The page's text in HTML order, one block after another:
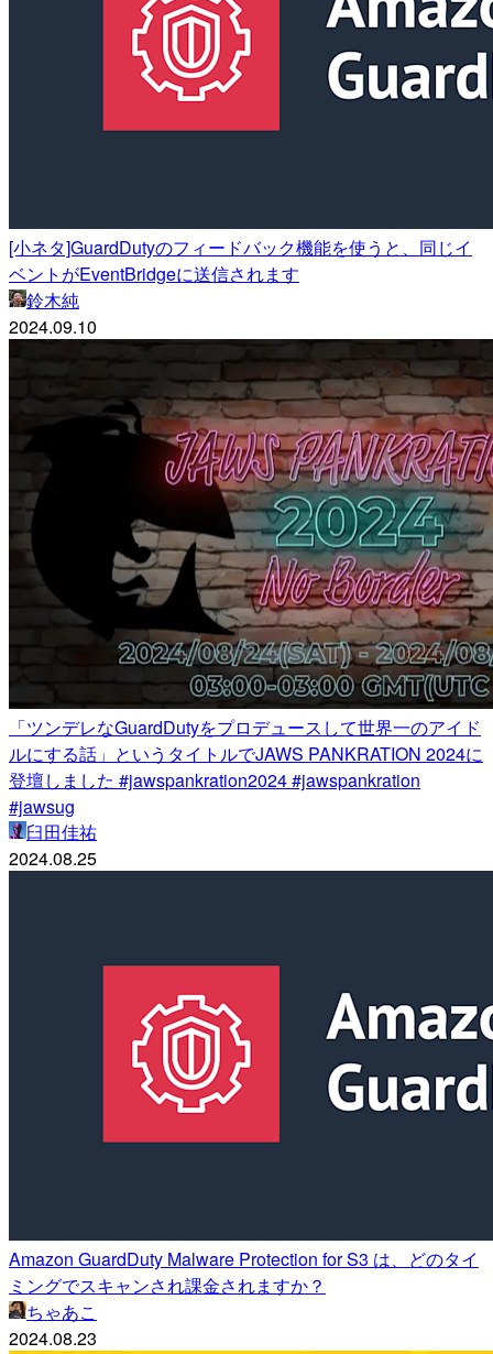
[小ネタ]GuardDutyのフィードバック機能を使うと、同じイ
ベントがEventBridgeに送信されます
鈴木純
2024.09.10
「ツンデレなGuardDutyをプロデュースして世界一のアイド
ルにする話」というタイトルでJAWS PANKRATION 2024に
登壇しました #jawspankration2024 #jawspankration
#jawsug
臼田佳祐
2024.08.25
Amazon GuardDuty Malware Protection for S3 は、どのタイ
ミングでスキャンされ課金されますか？
ちゃあこ
2024.08.23